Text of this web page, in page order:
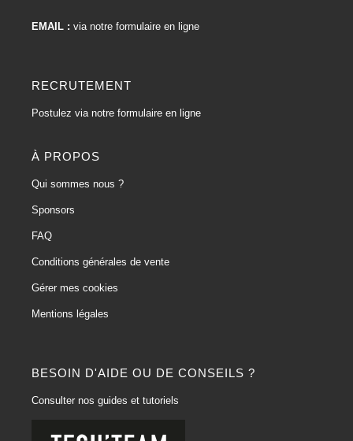
BESOIN D'AIDE OU DE CONSEILS ?
Consulter nos guides et tutoriels
EMAIL : via notre formulaire en ligne
RECRUTEMENT
Postulez via notre formulaire en ligne
À PROPOS
Qui sommes nous ?
Sponsors
FAQ
Conditions générales de vente
Gérer mes cookies
Mentions légales